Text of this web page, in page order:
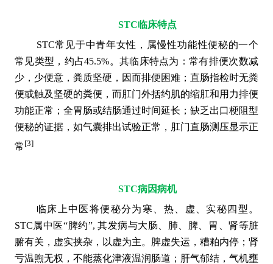
STC临床特点
STC常见于中青年女性，属慢性功能性便秘的一个
常见类型，约占45.5%。其临床特点为：常有排便次数减
少，少便意，粪质坚硬，因而排便困难；直肠指检时无粪
便或触及坚硬的粪便，而肛门外括约肌的缩肛和用力排便
功能正常；全胃肠或结肠通过时间延长；缺乏出口梗阻型
便秘的证据，如气囊排出试验正常，肛门直肠测压显示正
常 [3]
STC病因病机
临床上中医将便秘分为寒、热、虚、实秘四型。
STC属中医“脾约”, 其发病与大肠、肺、脾、胃、肾等脏
腑有关，虚实挟杂，以虚为主。脾虚失运，糟粕内停；肾
亏温煦无权，不能蒸化津液温润肠道；肝气郁结，气机壅